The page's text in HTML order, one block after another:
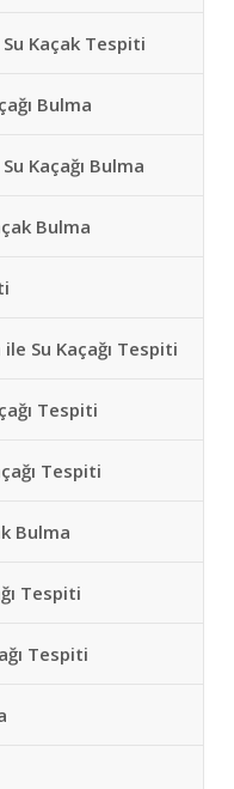
Kaçak Tespiti
Bulma
Kaçağı Bulma
Bulma
Su Kaçağı Tespiti
Tespiti
Tespiti
Bulma
Tespiti
Tespiti